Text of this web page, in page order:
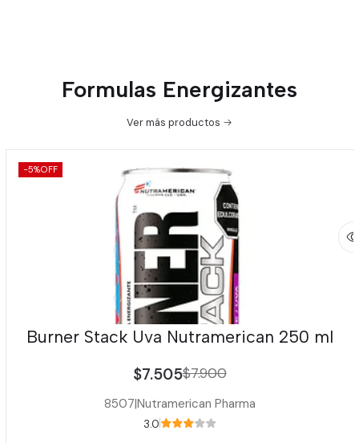
Formulas Energizantes
Ver más productos
-5%OFF
Burner Stack Uva Nutramerican 250 ml
$7.505$7.900
8507|Nutramerican Pharma
3.0